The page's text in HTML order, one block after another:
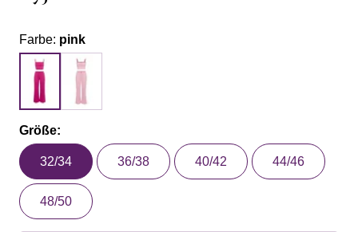
Farbe: pink
Größe:
32/34 36/38 40/42 44/46
48/50